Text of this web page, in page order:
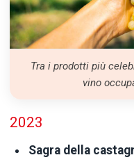
Tra i prodotti più
vino
2023
Sagra della